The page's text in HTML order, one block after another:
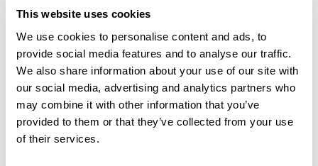
This website uses cookies
We use cookies to personalise content and ads, to
provide social media features and to analyse our traffic.
We also share information about your use of our site with
our social media, advertising and analytics partners who
may combine it with other information that you’ve
provided to them or that they’ve collected from your use
of their services.
Soyez le premier à ajouter un avis !
Ajouter un avis
Résumé